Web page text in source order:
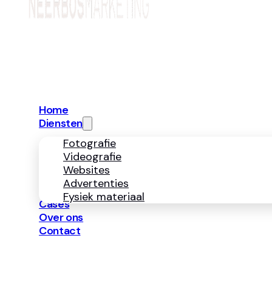
Home
Diensten
Fotografie
Videografie
Websites
Advertenties
Fysiek materiaal
Cases
Over ons
Contact